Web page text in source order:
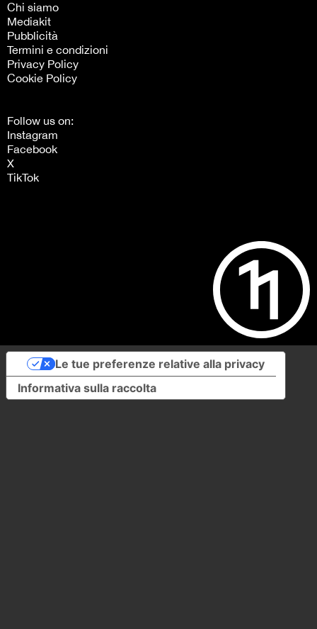
Chi siamo
Mediakit
Pubblicità
Termini e condizioni
Privacy Policy
Cookie Policy
Follow us on:
Instagram
Facebook
X
TikTok
Informativa sulla raccolta
Le tue preferenze relative alla privacy